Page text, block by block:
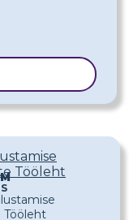
Tööleht